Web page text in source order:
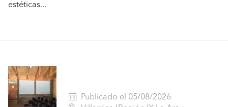
estéticas...
Publicado el 05/08/2026